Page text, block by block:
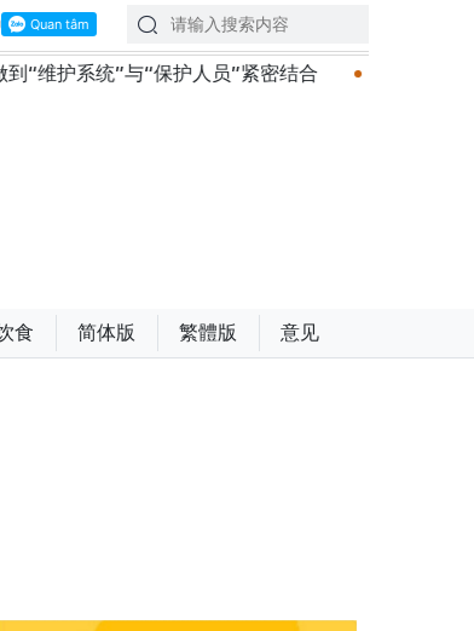
人员”紧密结合 越南政府总理黎明兴会见马来
食 简体版 繁體版 意见